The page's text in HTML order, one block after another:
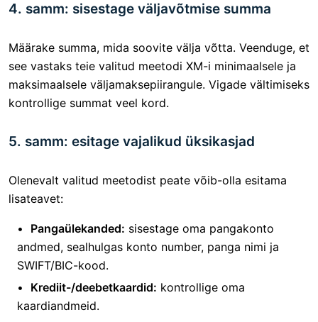
4. samm: sisestage väljavõtmise summa
Määrake summa, mida soovite välja võtta. Veenduge, et
see vastaks teie valitud meetodi XM-i minimaalsele ja
maksimaalsele väljamaksepiirangule. Vigade vältimiseks
kontrollige summat veel kord.
5. samm: esitage vajalikud üksikasjad
Olenevalt valitud meetodist peate võib-olla esitama
lisateavet:
Pangaülekanded: sisestage oma pangakonto
andmed, sealhulgas konto number, panga nimi ja
SWIFT/BIC-kood.
Krediit-/deebetkaardid: kontrollige oma
kaardiandmeid.